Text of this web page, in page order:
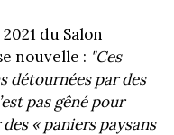
du Salon
nouvelle : "Ces
détournées par des
pas gêné pour
« paniers paysans